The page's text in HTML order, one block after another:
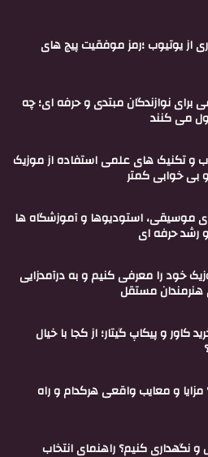
از یوتیوب ؛رمز موفقیت پیج های
نوازندگان مبتدی و حرفه ای؛ چه
می کنند
و تکنیک های علمی استفاده از موزیک
بی خوابی کمتر
موسیقی، استودیوها و آموزشگاه ها
و رشد حرفه ای
خود را معرفی کنیم و به درآمدزایی
هنرمندان مستقل
کاور و پیکاپ گیتار؛ از کجا با خیال
و معایب واقعی هرکدام و راه
نگهداری کنیم؟ راهنمای انتخاب